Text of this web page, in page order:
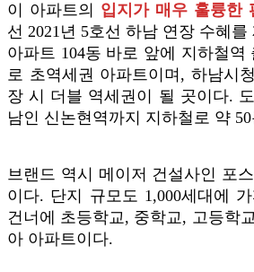
이 아파트의 입지가 매우 훌륭한
선 2021년 5호선 하남 연장 수혜
아파트 104동 바로 앞에 지하철역
로 초역세권 아파트이며, 하남시
장 시 더블 역세권이 될 곳이다.
남인 신논현역까지 지하철로 약
브랜드 역시 메이저 건설사인 포
이다. 단지 규모도 1,000세대에
건너에 초등학교, 중학교, 고등학
아 아파트이다.